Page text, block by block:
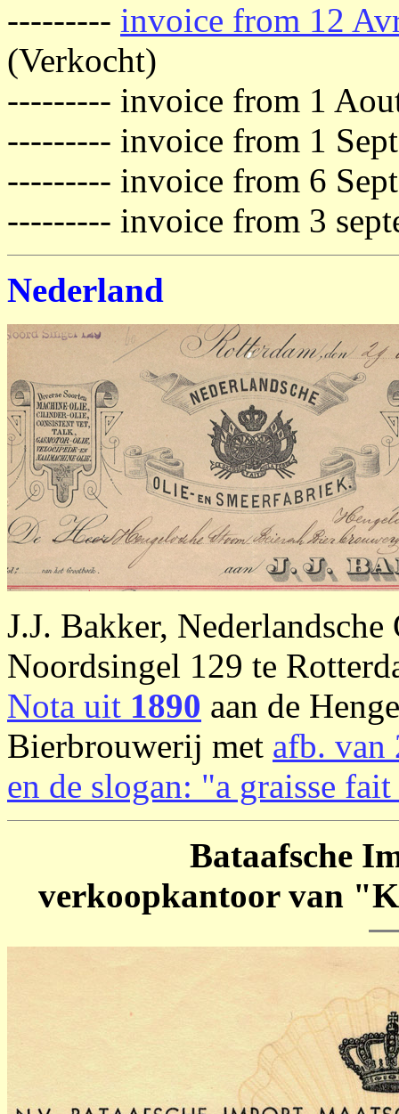
--------- invoice from 12
(Verkocht)
--------- invoice from 1
--------- invoice from 1
--------- invoice from 6
--------- invoice from 3
Nederland
J.J. Bakker,
Noordsingel 129 te
Nota uit 1890 aan de
Bierbrouwerij met afb. van
en de slogan: "a graisse
Bataafsche
verkoopkantoor van